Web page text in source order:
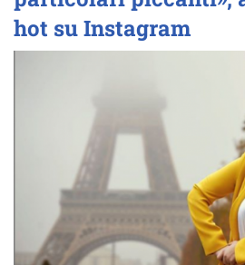
hot su Instagram